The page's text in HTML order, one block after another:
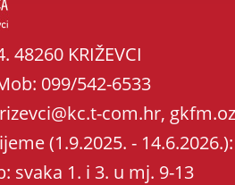
48260 KRIŽEVCI
099/542-6533
com.hr,
(1.9.2025. -
svaka 1. i 3. u mj. 9-13